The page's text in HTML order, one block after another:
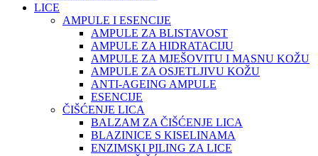
LICE
AMPULE I ESENCIJE
AMPULE ZA BLISTAVOST
AMPULE ZA HIDRATACIJU
AMPULE ZA MJEŠOVITU I MASNU KOŽU
AMPULE ZA OSJETLJIVU KOŽU
ANTI-AGEING AMPULE
ESENCIJE
ČIŠĆENJE LICA
BALZAM ZA ČIŠĆENJE LICA
BLAZINICE S KISELINAMA
ENZIMSKI PILING ZA LICE